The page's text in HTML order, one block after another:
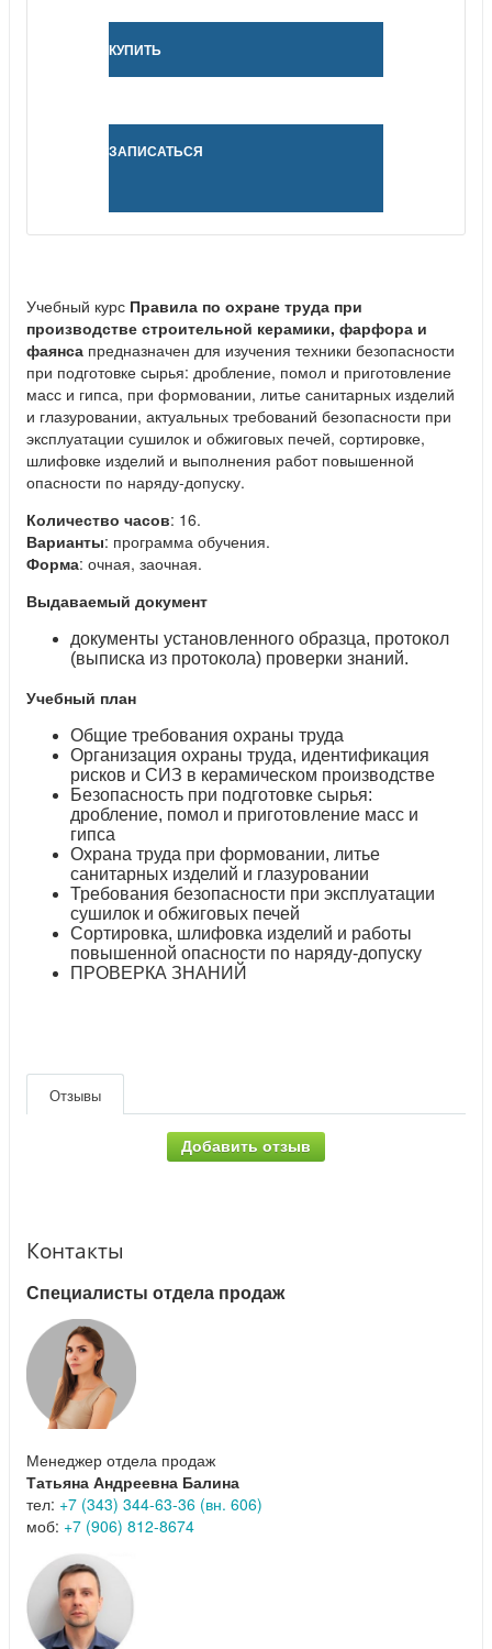
КУПИТЬ
ЗАПИСАТЬСЯ
Учебный курс Правила по охране труда при
производстве строительной керамики, фарфора и
фаянса предназначен для изучения техники безопасности
при подготовке сырья: дробление, помол и приготовление
масс и гипса, при формовании, литье санитарных изделий
и глазуровании, актуальных требований безопасности при
эксплуатации сушилок и обжиговых печей, сортировке,
шлифовке изделий и выполнения работ повышенной
опасности по наряду-допуску.
Количество часов: 16.
Варианты: программа обучения.
Форма: очная, заочная.
Выдаваемый документ
документы установленного образца, протокол
(выписка из протокола) проверки знаний.
Учебный план
Общие требования охраны труда
Организация охраны труда, идентификация
рисков и СИЗ в керамическом производстве
Безопасность при подготовке сырья:
дробление, помол и приготовление масс и
гипса
Охрана труда при формовании, литье
санитарных изделий и глазуровании
Требования безопасности при эксплуатации
сушилок и обжиговых печей
Сортировка, шлифовка изделий и работы
повышенной опасности по наряду-допуску
ПРОВЕРКА ЗНАНИЙ
Отзывы
Добавить отзыв
Контакты
Специалисты отдела продаж
Менеджер отдела продаж
Татьяна Андреевна Балина
тел: +7 (343) 344-63-36 (вн. 606)
моб: +7 (906) 812-8674